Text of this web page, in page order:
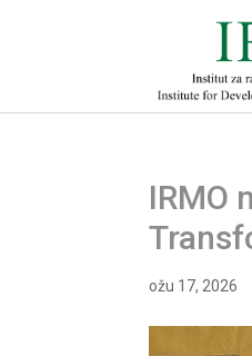
IRMO
ožu 17, 2026